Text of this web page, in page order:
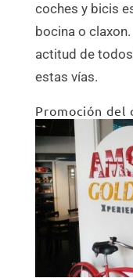
coches y bicis
bocina o
actitud de
estas vías.
Promoción del